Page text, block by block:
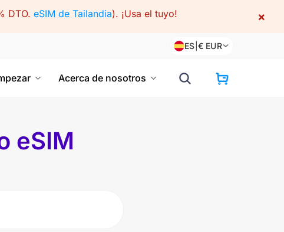
DTO. eSIM de Tailandia). ¡Usa el tuyo! ×
ES |€ EUR
Acerca de nosotros
eSIM